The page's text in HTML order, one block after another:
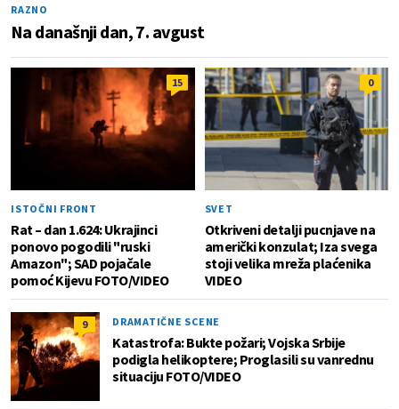
RAZNO
Na današnji dan, 7. avgust
15
ISTOČNI FRONT
Rat – dan 1.624: Ukrajinci
ponovo pogodili "ruski
Amazon"; SAD pojačale
pomoć Kijevu FOTO/VIDEO
0
SVET
Otkriveni detalji pucnjave na
američki konzulat; Iza svega
stoji velika mreža plaćenika
VIDEO
9 DRAMATIČNE SCENE
Katastrofa: Bukte požari; Vojska Srbije
podigla helikoptere; Proglasili su vanrednu
situaciju FOTO/VIDEO